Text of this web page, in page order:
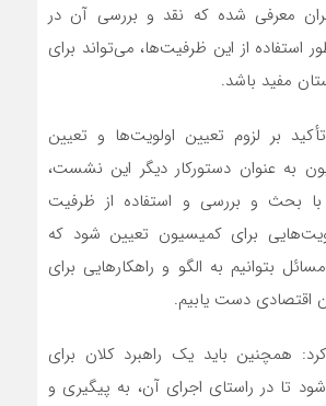
معرفی شده که نقد و بررسی آن در
استفاده از این ظرفیت‌ها، می‌تواند برای
مفید باشد.
بر لزوم تعیین اولویت‌ها و تعیین
به عنوان دستورکار دیگر این نشست،
با بحث و بررسی و استفاده از ظرفیت
برای کمیسیون تعیین شود که
بتوانیم به الگو و راهکارهایی برای
اقتصادی دست یابیم.
همچنین باید یک راهبرد کلان برای
تا در راستای اجرای آن، به پیگیری و